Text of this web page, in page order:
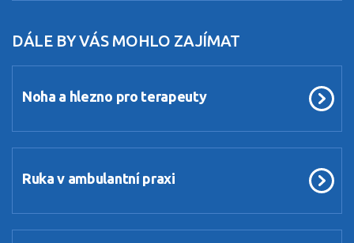
DÁLE BY VÁS MOHLO ZAJÍMAT
Noha a hlezno pro terapeuty
Ruka v ambulantní praxi